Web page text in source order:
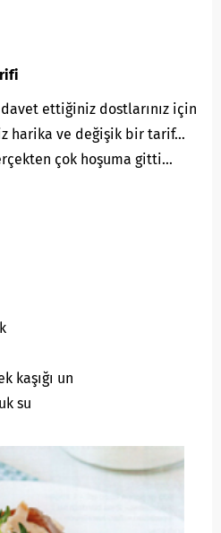
ettiğiniz dostlarınız için
harika ve değişik bir tarif…
çok hoşuma gitti…
kaşığı un
su